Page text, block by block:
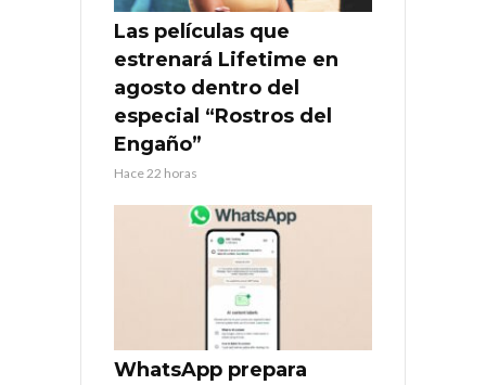
Las películas que
estrenará Lifetime en
agosto dentro del
especial “Rostros del
Engaño”
Hace 22 horas
WhatsApp prepara